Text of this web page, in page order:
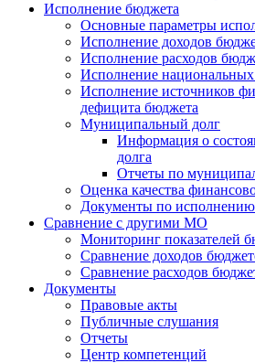
Исполнение бюджета
Основные параметры
Исполнение доходов
Исполнение расходов
Исполнение национальных
Исполнение источников
дефицита бюджета
Муниципальный долг
Информация о
долга
Отчеты по
Оценка качества
Документы по
Сравнение с другими МО
Мониторинг показателей
Сравнение доходов
Сравнение расходов
Документы
Правовые акты
Публичные слушания
Отчеты
Центр компетенций